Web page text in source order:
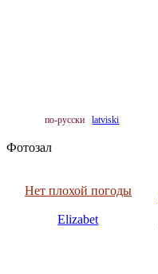
по-русски latviski
Фотозал
Нет плохой погоды
Elizabet